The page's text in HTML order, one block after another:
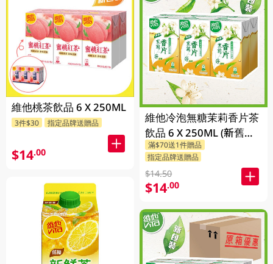
維他桃茶飲品 6 X 250ML
3件$30 指定品牌送贈品
$14.00
維他冷泡無糖茉莉香片茶
飲品 6 X 250ML (新舊包
裝隨機發貨)
滿$70送1件贈品
指定品牌送贈品
$14.50
$14.00